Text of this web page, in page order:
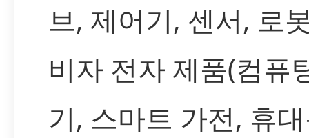
브, 제어기, 센서, 로
비자 전자 제품(컴퓨
기, 스마트 가전, 휴